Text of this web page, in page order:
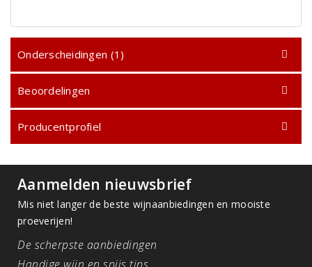
Onderscheidingen (1)
Beoordelingen
Producentprofiel
Aanmelden nieuwsbrief
Mis niet langer de beste wijnaanbiedingen en mooiste
proeverijen!
De scherpste aanbiedingen